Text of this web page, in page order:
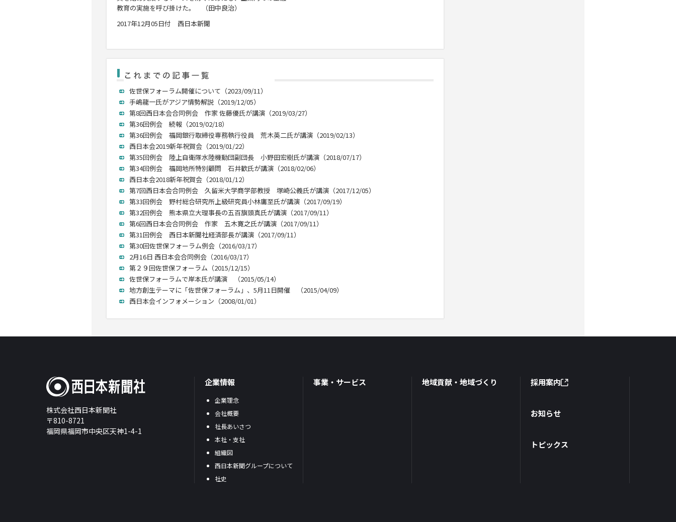
教育の実施を呼び掛けた。 （田中良治）
2017年12月05日付 西日本新聞
佐世保フォーラム開催について（2023/09/11）
手嶋龍一氏がアジア情勢解説（2019/12/05）
第8回西日本会合同例会 作家 佐藤優氏が講演（2019/03/27）
第36回例会 続報（2019/02/18）
第36回例会 福岡銀行取締役専務執行役員 荒木英二氏が講演（2019/02/13）
西日本会2019新年祝賀会（2019/01/22）
第35回例会 陸上自衛隊水陸機動団副団長 小野田宏樹氏が講演（2018/07/17）
第34回例会 福岡地所特別顧問 石井歓氏が講演（2018/02/06）
西日本会2018新年祝賀会（2018/01/12）
第7回西日本会合同例会 久留米大学商学部教授 塚崎公義氏が講演（2017/12/05）
第33回例会 野村総合研究所上級研究員小林庸至氏が講演（2017/09/19）
第32回例会 熊本県立大理事長の五百旗頭真氏が講演（2017/09/11）
第6回西日本会合同例会 作家 五木寛之氏が講演（2017/09/11）
第31回例会 西日本新聞社経済部長が講演（2017/09/11）
第30回佐世保フォーラム例会（2016/03/17）
2月16日 西日本会合同例会（2016/03/17）
第２９回佐世保フォーラム（2015/12/15）
佐世保フォーラムで岸本氏が講演 （2015/05/14）
地方創生テーマに「佐世保フォーラム」、5月11日開催 （2015/04/09）
西日本会インフォメーション（2008/01/01）
株式会社西日本新聞社
〒810-8721
福岡県福岡市中央区天神1-4-1
企業情報
企業理念
会社概要
社長あいさつ
本社・支社
組織図
西日本新聞グループについて
社史
事業・サービス 地域貢献・地域づくり 採用案内
お知らせ
トピックス